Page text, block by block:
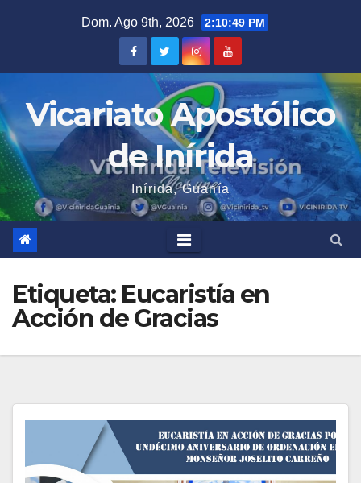
Dom. Ago 9th, 2026 2:10:49 PM
Vicariato Apostólico
de Inírida
Inírida, Guanía
Etiqueta: Eucaristía en
Acción de Gracias